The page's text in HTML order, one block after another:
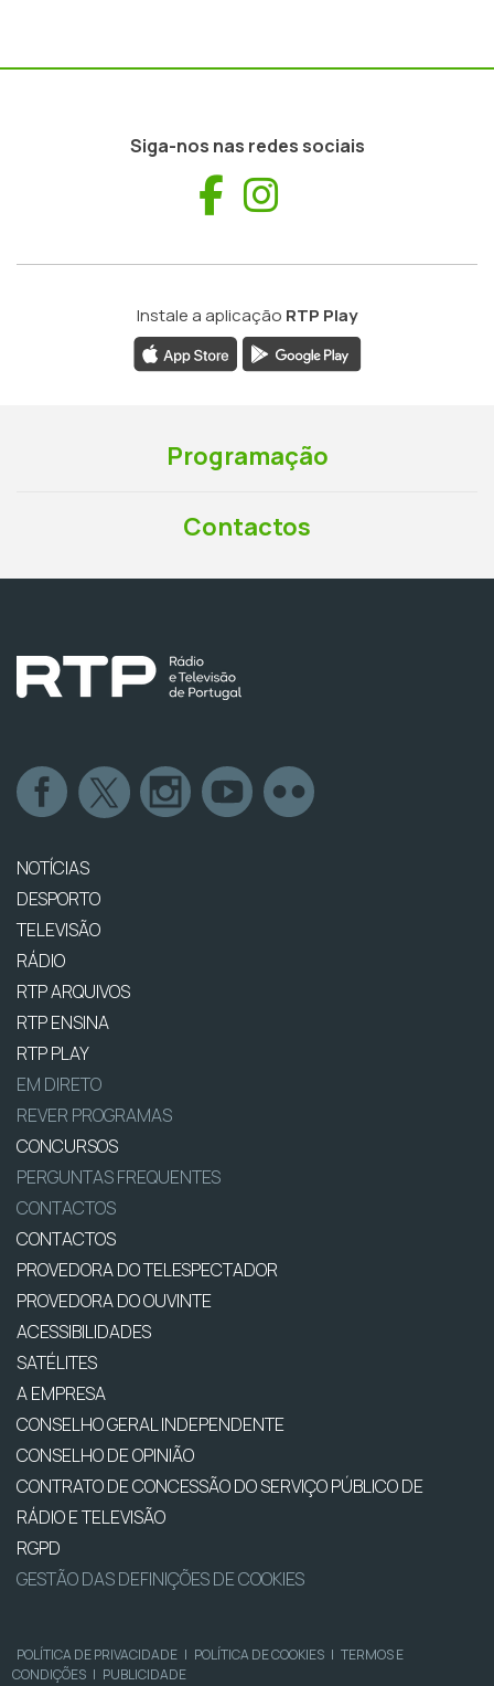
Siga-nos nas redes sociais
Facebook
Instale a aplicação RTP Play
Programação
Contactos
NOTÍCIAS
DESPORTO
TELEVISÃO
RÁDIO
RTP ARQUIVOS
RTP ENSINA
RTP PLAY
EM DIRETO
REVER PROGRAMAS
CONCURSOS
PERGUNTAS FREQUENTES
CONTACTOS
CONTACTOS
PROVEDORA DO TELESPECTADOR
PROVEDORA DO OUVINTE
ACESSIBILIDADES
SATÉLITES
A EMPRESA
CONSELHO GERAL INDEPENDENTE
CONSELHO DE OPINIÃO
CONTRATO DE CONCESSÃO DO SERVIÇO PÚBLICO DE
RÁDIO E TELEVISÃO
RGPD
GESTÃO DAS DEFINIÇÕES DE COOKIES
POLÍTICA DE PRIVACIDADE | POLÍTICA DE COOKIES | TERMOS E
CONDIÇÕES | PUBLICIDADE